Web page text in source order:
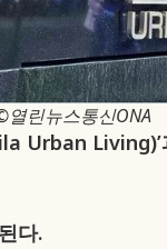
린뉴스통신ONA
Urban
다.